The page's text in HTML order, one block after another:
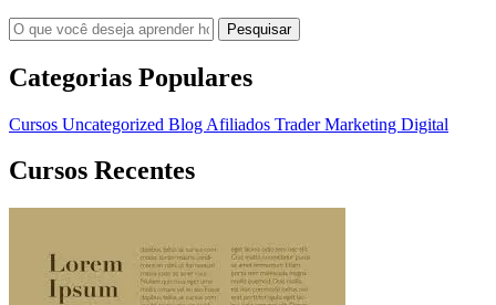
Pesquisar
Categorias Populares
Cursos Uncategorized Blog Afiliados TraderMarketing Digital
Cursos Recentes